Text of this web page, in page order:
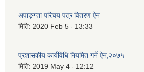
अपाङ्गता परिचय पत्र वितरण ऐन
मिति: 2020 Feb 5 - 13:33
प्रशासकीय कार्यविधि नियमित गर्ने ऐन,२०७५
मिति: 2019 May 4 - 12:12